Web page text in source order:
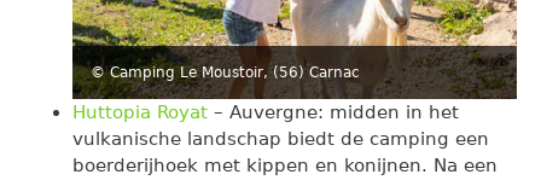
© Camping Le Moustoir, (56) Carnac
Huttopia Royat – Auvergne: midden in het
vulkanische landschap biedt de camping een
boerderijhoek met kippen en konijnen. Na een